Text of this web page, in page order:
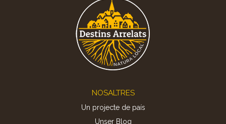
NOSALTRES
Un projecte de país
Unser Blog